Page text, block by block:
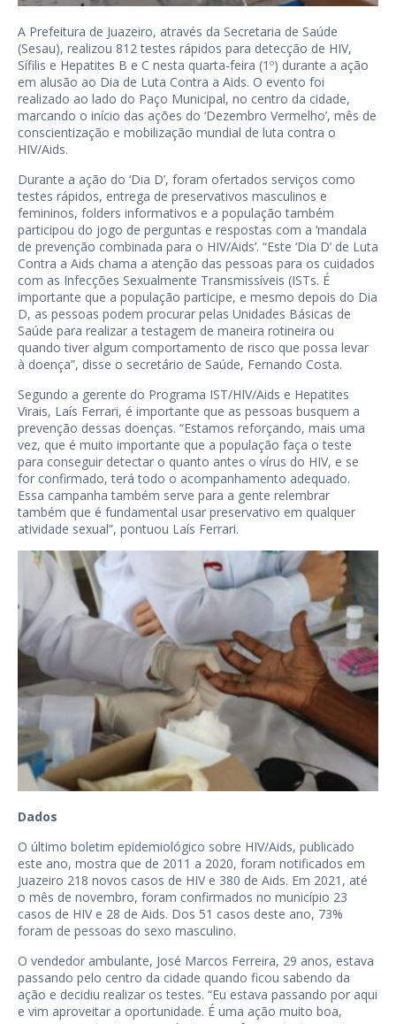
A Prefeitura de Juazeiro, através da Secretaria de Saúde
(Sesau), realizou 812 testes rápidos para detecção de HIV,
Sífilis e Hepatites B e C nesta quarta-feira (1º) durante a ação
em alusão ao Dia de Luta Contra a Aids. O evento foi
realizado ao lado do Paço Municipal, no centro da cidade,
marcando o início das ações do ‘Dezembro Vermelho’, mês de
conscientização e mobilização mundial de luta contra o
HIV/Aids.
Durante a ação do ‘Dia D’, foram ofertados serviços como
testes rápidos, entrega de preservativos masculinos e
femininos, folders informativos e a população também
participou do jogo de perguntas e respostas com a ‘mandala
de prevenção combinada para o HIV/Aids’. “Este ‘Dia D’ de Luta
Contra a Aids chama a atenção das pessoas para os cuidados
com as Infecções Sexualmente Transmissíveis (ISTs. É
importante que a população participe, e mesmo depois do Dia
D, as pessoas podem procurar pelas Unidades Básicas de
Saúde para realizar a testagem de maneira rotineira ou
quando tiver algum comportamento de risco que possa levar
à doença”, disse o secretário de Saúde, Fernando Costa.
Segundo a gerente do Programa IST/HIV/Aids e Hepatites
Virais, Laís Ferrari, é importante que as pessoas busquem a
prevenção dessas doenças. “Estamos reforçando, mais uma
vez, que é muito importante que a população faça o teste
para conseguir detectar o quanto antes o vírus do HIV, e se
for confirmado, terá todo o acompanhamento adequado.
Essa campanha também serve para a gente relembrar
também que é fundamental usar preservativo em qualquer
atividade sexual”, pontuou Laís Ferrari.
Dados
O último boletim epidemiológico sobre HIV/Aids, publicado
este ano, mostra que de 2011 a 2020, foram notificados em
Juazeiro 218 novos casos de HIV e 380 de Aids. Em 2021, até
o mês de novembro, foram confirmados no município 23
casos de HIV e 28 de Aids. Dos 51 casos deste ano, 73%
foram de pessoas do sexo masculino.
O vendedor ambulante, José Marcos Ferreira, 29 anos, estava
passando pelo centro da cidade quando ficou sabendo da
ação e decidiu realizar os testes. “Eu estava passando por aqui
e vim aproveitar a oportunidade. É uma ação muito boa,